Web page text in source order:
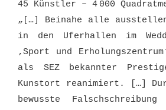
45 Künstler – 4 000
„[…] Beinahe alle
in den Uferhallen im
‚Sport und
als SEZ bekannter
Kunstort reanimiert. […]
bewusste